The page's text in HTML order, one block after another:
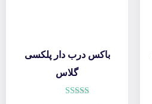
باکس درب دار پلکسی
گلاس